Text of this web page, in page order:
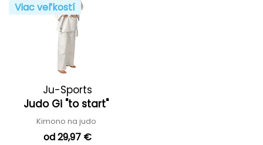
Viac veľkostí
Ju-Sports
Judo Gi "to start"
Kimono na judo
od 29,97 €